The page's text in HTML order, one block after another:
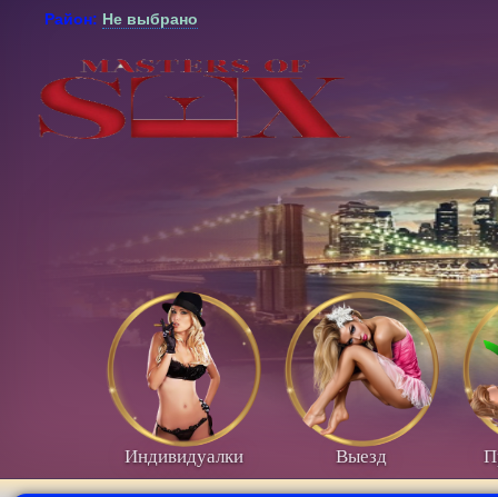
Район: Не выбрано
Индивидуалки Выезд